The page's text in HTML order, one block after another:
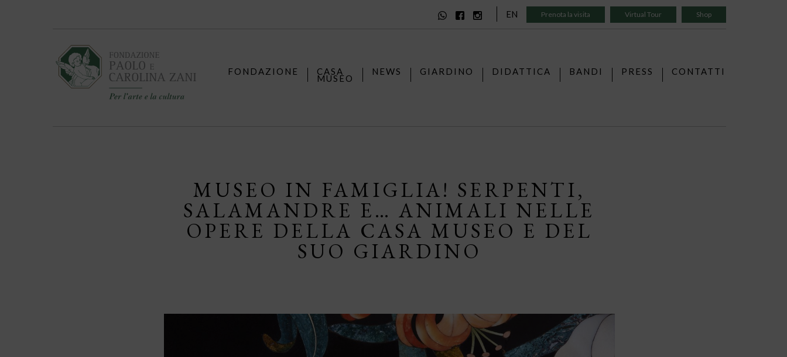
EN Prenota la visita Virtual Tour Shop
FONDAZIONE CASA
MUSEO
NEWS GIARDINO DIDATTICA BANDI PRESS CONTATTI
MUSEO IN FAMIGLIA! SERPENTI,
SALAMANDRE E… ANIMALI NELLE
OPERE DELLA CASA MUSEO E DEL
SUO GIARDINO